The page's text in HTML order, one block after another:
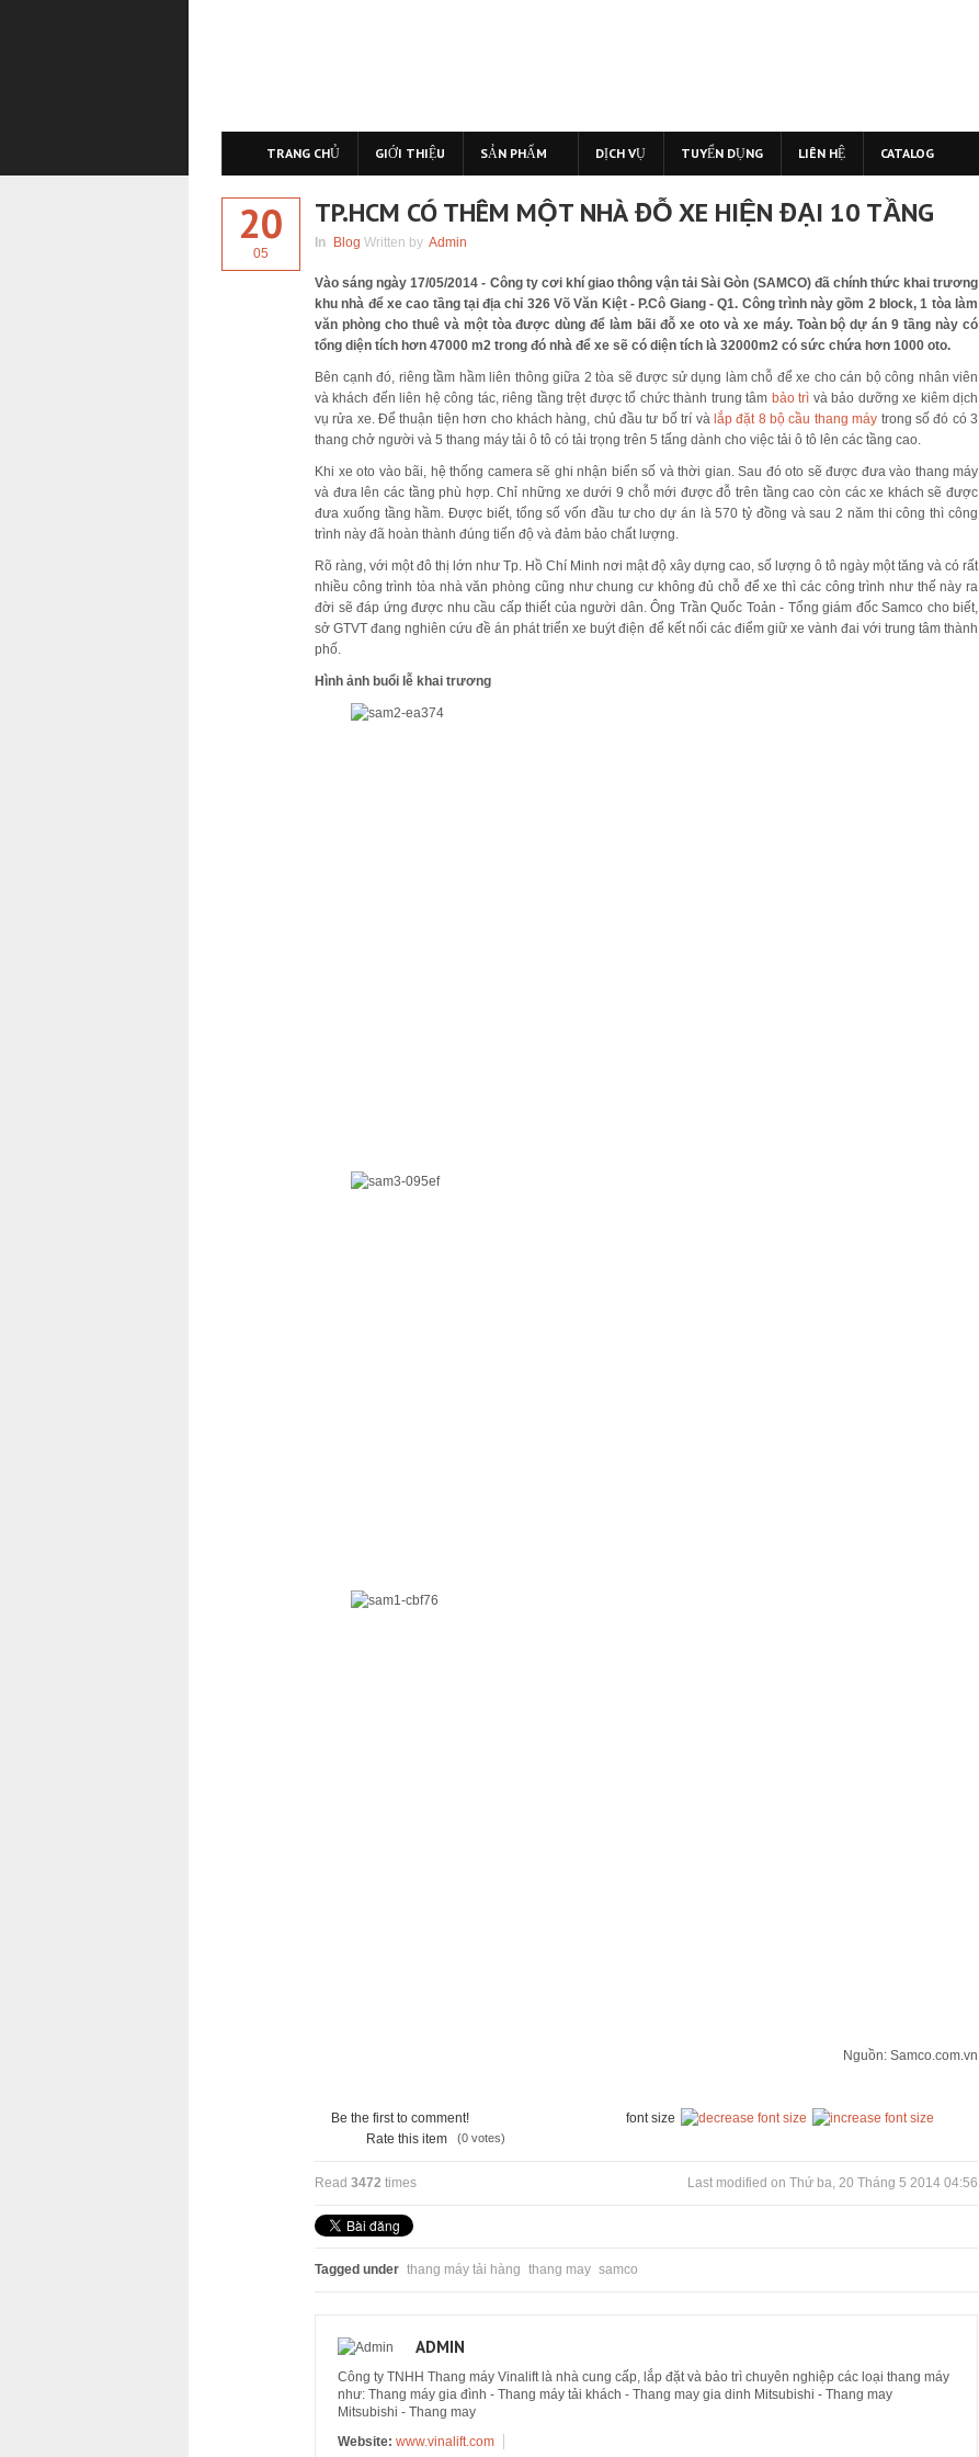
TRANG CHỦ GIỚI THIỆU SẢN PHẨM DỊCH VỤ TUYỂN DỤNG LIÊN HỆ CATALOG
20
05
TP.HCM CÓ THÊM MỘT NHÀ ĐỖ XE HIỆN ĐẠI 10 TẦNG
In Blog Written by Admin
Vào sáng ngày 17/05/2014 - Công ty cơi khí giao thông vận tải Sài Gòn (SAMCO) đã chính thức khai trương
khu nhà để xe cao tầng tại địa chỉ 326 Võ Văn Kiệt - P.Cô Giang - Q1. Công trình này gồm 2 block, 1 tòa làm
văn phòng cho thuê và một tòa được dùng để làm bãi đỗ xe oto và xe máy. Toàn bộ dự án 9 tầng này có
tổng diện tích hơn 47000 m2 trong đó nhà để xe sẽ có diện tích là 32000m2 có sức chứa hơn 1000 oto.
Bên cạnh đó, riêng tầm hầm liên thông giữa 2 tòa sẽ được sử dụng làm chỗ để xe cho cán bộ công nhân viên
và khách đến liên hệ công tác, riêng tầng trệt được tổ chức thành trung tâm bảo trì và bảo dưỡng xe kiêm dịch
vụ rửa xe. Để thuận tiện hơn cho khách hàng, chủ đầu tư bố trí và lắp đặt 8 bộ cầu thang máy trong số đó có 3
thang chở người và 5 thang máy tải ô tô có tải trọng trên 5 tấng dành cho việc tải ô tô lên các tầng cao.
Khi xe oto vào bãi, hệ thống camera sẽ ghi nhận biển số và thời gian. Sau đó oto sẽ được đưa vào thang máy
và đưa lên các tầng phù hợp. Chỉ những xe dưới 9 chỗ mới được đỗ trên tầng cao còn các xe khách sẽ được
đưa xuống tầng hầm. Được biết, tổng số vốn đầu tư cho dự án là 570 tỷ đồng và sau 2 năm thi công thì công
trình này đã hoàn thành đúng tiến độ và đảm bảo chất lượng.
Rõ ràng, với một đô thị lớn như Tp. Hồ Chí Minh nơi mật độ xây dựng cao, số lượng ô tô ngày một tăng và có rất
nhiều công trình tòa nhà văn phòng cũng như chung cư không đủ chỗ để xe thì các công trình như thế này ra
đời sẽ đáp ứng được nhu cầu cấp thiết của người dân. Ông Trần Quốc Toản - Tổng giám đốc Samco cho biết,
sở GTVT đang nghiên cứu đề án phát triển xe buýt điện để kết nối các điểm giữ xe vành đai với trung tâm thành
phố.
Hình ảnh buổi lễ khai trương
Nguồn: Samco.com.vn
Be the first to comment!
font size
Rate this item
(0 votes)
Read 3472 times Last modified on Thứ ba, 20 Tháng 5 2014 04:56
Tagged under thang máy tải hàng thang may samco
ADMIN
Công ty TNHH Thang máy Vinalift là nhà cung cấp, lắp đặt và bảo trì chuyên nghiệp các loại thang máy
như: Thang máy gia đình - Thang máy tải khách - Thang may gia dinh Mitsubishi - Thang may
Mitsubishi - Thang may
Website: www.vinalift.com